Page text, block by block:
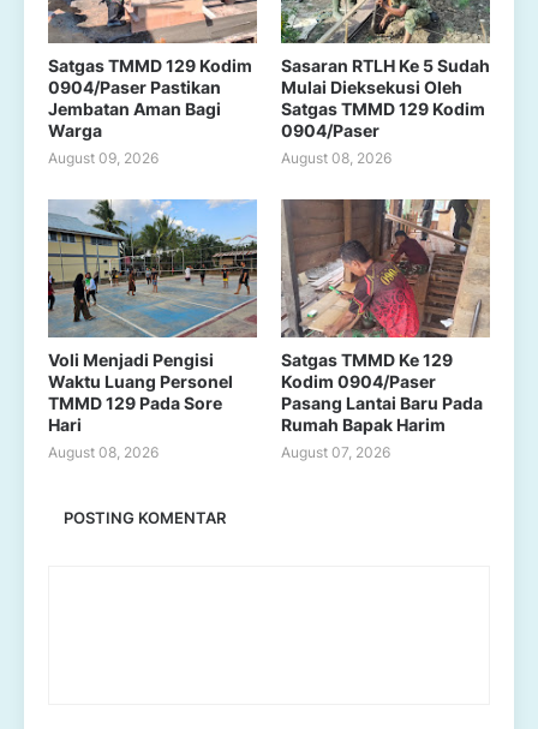
Satgas TMMD 129 Kodim
0904/Paser Pastikan
Jembatan Aman Bagi
Warga
August 09, 2026
Sasaran RTLH Ke 5 Sudah
Mulai Dieksekusi Oleh
Satgas TMMD 129 Kodim
0904/Paser
August 08, 2026
Voli Menjadi Pengisi
Waktu Luang Personel
TMMD 129 Pada Sore
Hari
August 08, 2026
Satgas TMMD Ke 129
Kodim 0904/Paser
Pasang Lantai Baru Pada
Rumah Bapak Harim
August 07, 2026
POSTING KOMENTAR